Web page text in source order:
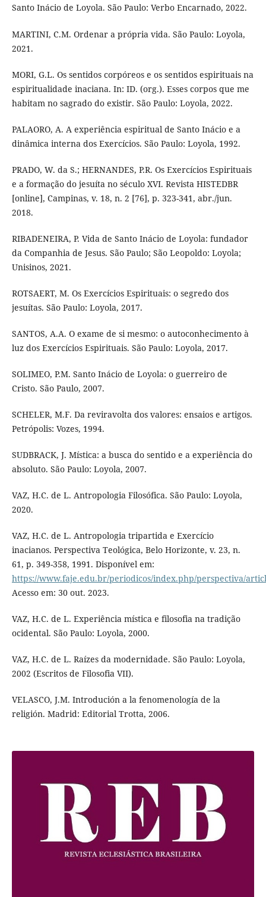
Santo Inácio de Loyola. São Paulo: Verbo Encarnado, 2022.
MARTINI, C.M. Ordenar a própria vida. São Paulo: Loyola,
2021.
MORI, G.L. Os sentidos corpóreos e os sentidos espirituais na
espiritualidade inaciana. In: ID. (org.). Esses corpos que me
habitam no sagrado do existir. São Paulo: Loyola, 2022.
PALAORO, A. A experiência espiritual de Santo Inácio e a
dinâmica interna dos Exercícios. São Paulo: Loyola, 1992.
PRADO, W. da S.; HERNANDES, P.R. Os Exercícios Espirituais
e a formação do jesuíta no século XVI. Revista HISTEDBR
[online], Campinas, v. 18, n. 2 [76], p. 323-341, abr./jun.
2018.
RIBADENEIRA, P. Vida de Santo Inácio de Loyola: fundador
da Companhia de Jesus. São Paulo; São Leopoldo: Loyola;
Unisinos, 2021.
ROTSAERT, M. Os Exercícios Espirituais: o segredo dos
jesuítas. São Paulo: Loyola, 2017.
SANTOS, A.A. O exame de si mesmo: o autoconhecimento à
luz dos Exercícios Espirituais. São Paulo: Loyola, 2017.
SOLIMEO, P.M. Santo Inácio de Loyola: o guerreiro de
Cristo. São Paulo, 2007.
SCHELER, M.F. Da reviravolta dos valores: ensaios e artigos.
Petrópolis: Vozes, 1994.
SUDBRACK, J. Mística: a busca do sentido e a experiência do
absoluto. São Paulo: Loyola, 2007.
VAZ, H.C. de L. Antropologia Filosófica. São Paulo: Loyola,
2020.
VAZ, H.C. de L. Antropologia tripartida e Exercício
inacianos. Perspectiva Teológica, Belo Horizonte, v. 23, n.
61, p. 349-358, 1991. Disponível em:
https://www.faje.edu.br/periodicos/index.php/perspectiva/
Acesso em: 30 out. 2023.
VAZ, H.C. de L. Experiência mística e filosofia na tradição
ocidental. São Paulo: Loyola, 2000.
VAZ, H.C. de L. Raízes da modernidade. São Paulo: Loyola,
2002 (Escritos de Filosofia VII).
VELASCO, J.M. Introdución a la fenomenología de la
religión. Madrid: Editorial Trotta, 2006.